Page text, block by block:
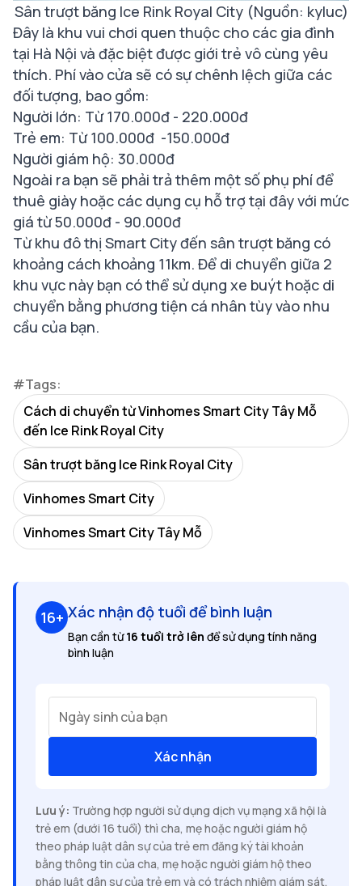
Sân trượt băng Ice Rink Royal City (Nguồn: kyluc)
Đây là khu vui chơi quen thuộc cho các gia đình
tại Hà Nội và đặc biệt được giới trẻ vô cùng yêu
thích. Phí vào cửa sẽ có sự chênh lệch giữa các
đối tượng, bao gồm:
Người lớn: Từ 170.000đ - 220.000đ
Trẻ em: Từ 100.000đ -150.000đ
Người giám hộ: 30.000đ
Ngoài ra bạn sẽ phải trả thêm một số phụ phí để
thuê giày hoặc các dụng cụ hỗ trợ tại đây với mức
giá từ 50.000đ - 90.000đ
Từ khu đô thị Smart City đến sân trượt băng có
khoảng cách khoảng 11km. Để di chuyển giữa 2
khu vực này bạn có thể sử dụng xe buýt hoặc di
chuyển bằng phương tiện cá nhân tùy vào nhu
cầu của bạn.
#Tags:
Cách di chuyển từ Vinhomes Smart City Tây Mỗ
đến Ice Rink Royal City
Sân trượt băng Ice Rink Royal City
Vinhomes Smart City
Vinhomes Smart City Tây Mỗ
16+ Xác nhận độ tuổi để bình luận
Bạn cần từ16 tuổi trở lên để sử dụng tính năng
bình luận
Ngày sinh của bạn
Xác nhận
Lưu ý: Trường hợp người sử dụng dịch vụ mạng xã hội là
trẻ em (dưới 16 tuổi) thì cha, mẹ hoặc người giám hộ
theo pháp luật dân sự của trẻ em đăng ký tài khoản
bằng thông tin của cha, mẹ hoặc người giám hộ theo
pháp luật dân sự của trẻ em và có trách nhiệm giám sát,